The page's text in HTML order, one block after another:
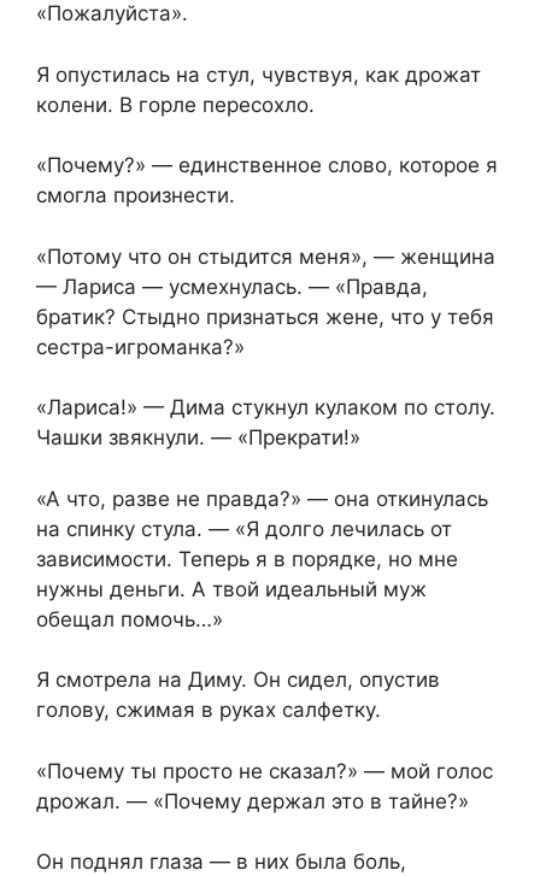
«Пожалуйста».
Я опустилась на стул, чувствуя, как дрожат
колени. В горле пересохло.
«Почему?» — единственное слово, которое я
смогла произнести.
«Потому что он стыдится меня», — женщина
— Лариса — усмехнулась. — «Правда,
братик? Стыдно признаться жене, что у тебя
сестра-игроманка?»
«Лариса!» — Дима стукнул кулаком по столу.
Чашки звякнули. — «Прекрати!»
«А что, разве не правда?» — она откинулась
на спинку стула. — «Я долго лечилась от
зависимости. Теперь я в порядке, но мне
нужны деньги. А твой идеальный муж
обещал помочь…»
Я смотрела на Диму. Он сидел, опустив
голову, сжимая в руках салфетку.
«Почему ты просто не сказал?» — мой голос
дрожал. — «Почему держал это в тайне?»
Он поднял глаза — в них была боль,